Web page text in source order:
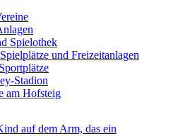
Spielothek
und Freizeitanlagen
Stadion
am Hofsteig